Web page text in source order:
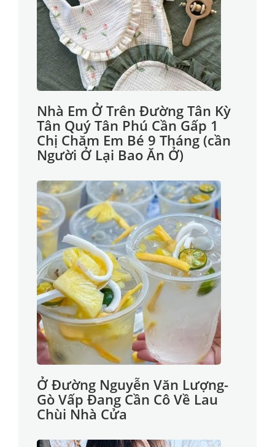
Nhà Em Ở Trên Đường Tân Kỳ
Tân Quý Tân Phú Cần Gấp 1
Chị Chăm Em Bé 9 Tháng (cần
Người Ở Lại Bao Ăn Ở)
Ở Đường Nguyễn Văn Lượng-
Gò Vấp Đang Cần Cô Về Lau
Chùi Nhà Cửa